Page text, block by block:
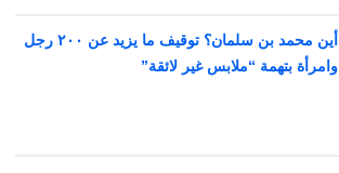
أين محمد بن سلمان؟ توقيف ما يزيد عن ٢٠٠ رجل
وامرأة بتهمة “ملابس غير لائقة”